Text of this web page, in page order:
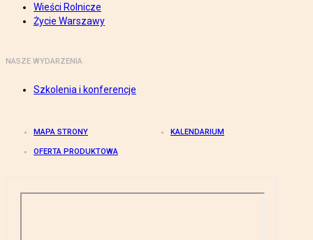
Wieści Rolnicze
Życie Warszawy
NASZE WYDARZENIA
Szkolenia i konferencje
MAPA STRONY KALENDARIUM
OFERTA PRODUKTOWA